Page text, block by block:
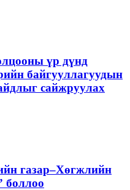
үр дүнд
байгууллагуудын
сайжруулах
газар–Хөгжлийн
боллоо